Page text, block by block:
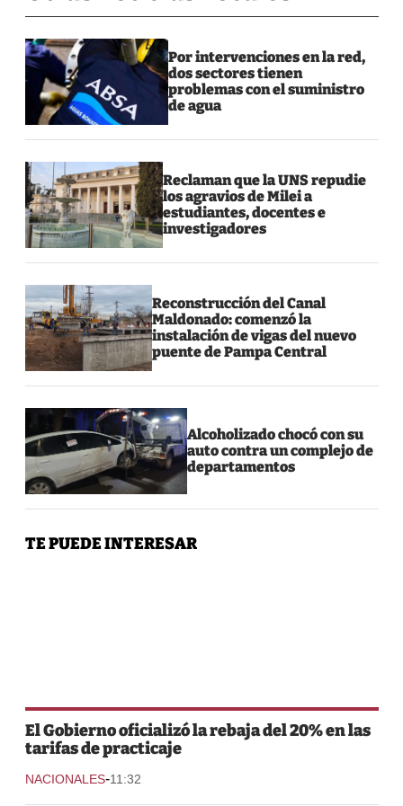
Por intervenciones en la red,
dos sectores tienen
problemas con el suministro
de agua
Reclaman que la UNS repudie
los agravios de Milei a
estudiantes, docentes e
investigadores
Reconstrucción del Canal
Maldonado: comenzó la
instalación de vigas del nuevo
puente de Pampa Central
Alcoholizado chocó con su
auto contra un complejo de
departamentos
TE PUEDE INTERESAR
El Gobierno oficializó la rebaja del 20% en las
tarifas de practicaje
NACIONALES-11:32